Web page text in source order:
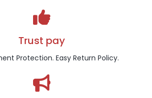
Trust pay
Protection. Easy Return Policy.